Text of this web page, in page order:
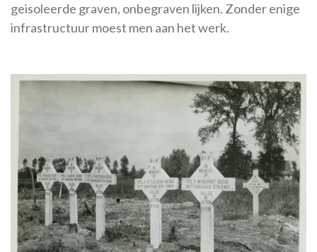
geisoleerde graven, onbegraven lijken. Zonder enige
infrastructuur moest men aan het werk.